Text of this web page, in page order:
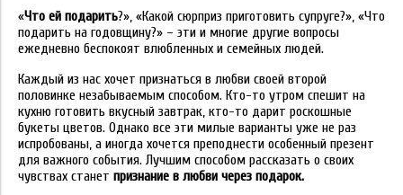
«Что ей подарить?», «Какой сюрприз приготовить супруге?», «Что
подарить на годовщину?» – эти и многие другие вопросы
ежедневно беспокоят влюбленных и семейных людей.
Каждый из нас хочет признаться в любви своей второй
половинке незабываемым способом. Кто-то утром спешит на
кухню готовить вкусный завтрак, кто-то дарит роскошные
букеты цветов. Однако все эти милые варианты уже не раз
испробованы, а иногда хочется преподнести особенный презент
для важного события. Лучшим способом рассказать о своих
чувствах станет признание в любви через подарок.